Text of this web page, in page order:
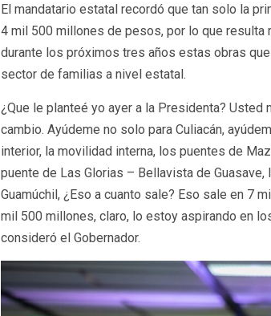
El mandatario estatal recordó que tan solo la
4 mil 500 millones de pesos, por lo que
durante los próximos tres años estas obras
sector de familias a nivel estatal.
¿Que le planteé yo ayer a la Presidenta?
cambio. Ayúdeme no solo para Culiacán,
interior, la movilidad interna, los puentes de
puente de Las Glorias – Bellavista de
Guamúchil, ¿Eso a cuanto sale? Eso sale en 7
mil 500 millones, claro, lo estoy aspirando en
consideró el Gobernador.